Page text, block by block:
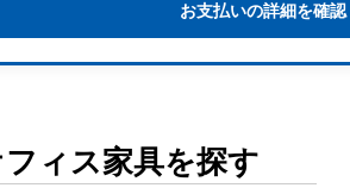
お支払いの詳細を確認
ィス家具を探す